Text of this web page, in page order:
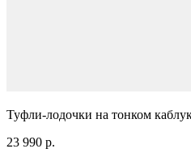
Туфли-лодочки на тонком
23 990 р.